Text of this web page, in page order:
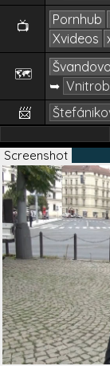
📺 Pornhub
Xvideos
🗺️
➥
📨
Screenshot